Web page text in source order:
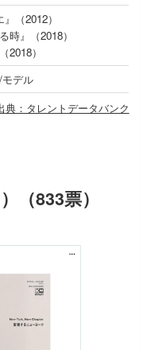
（2012）
時』（2018）
2018）
デル
典：タレントデータバンク
（833票）